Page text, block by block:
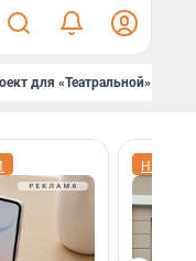
для «Театральной»